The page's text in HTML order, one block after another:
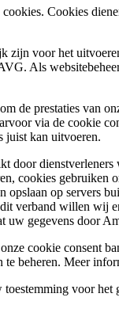
Cookies
zijn voor het
Als
de prestaties van
via de cookie
juist kan uitvoeren.
door
cookies
opslaan op servers
verband willen wij
uw gegevens door
cookie consent
te beheren. Meer
voor het